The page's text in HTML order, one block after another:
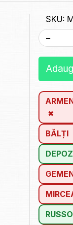
SKU:
-
BĂLȚI
RUSSO